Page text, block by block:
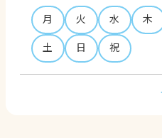
月 火 水 木
土
日 祝